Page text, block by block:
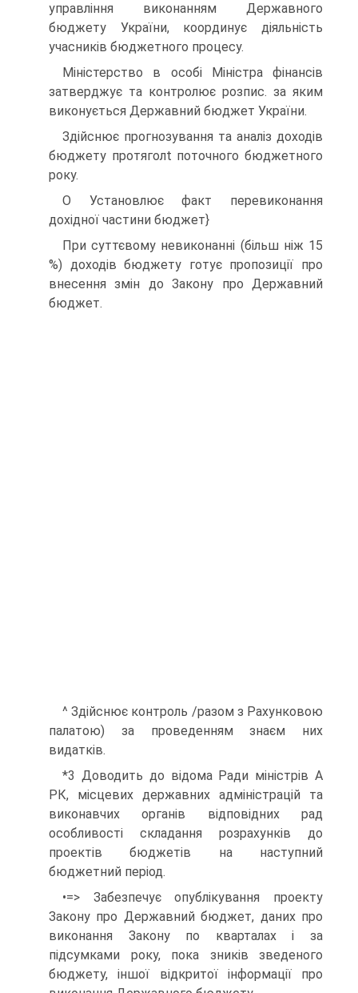
управління виконанням Державного
бюджету України, координує діяльність
учасників бюджетного процесу.
Міністерство в особі Міністра фінансів
затверджує та контролює розпис. за яким
виконується Державний бюджет України.
Здійснює прогнозування та аналіз доходів
бюджету протяголt поточного бюджетного
року.
О Установлює факт перевиконання
дохідної частини бюджет}
При суттєвому невиконанні (більш ніж 15
%) доходів бюджету готує пропозиції про
внесення змін до Закону про Державний
бюджет.
^ Здійснює контроль /разом з Рахунковою
палатою) за проведенням знаєм них
видатків.
*3 Доводить до відома Ради міністрів А
РК, місцевих державних адміністрацій та
виконавчих органів відповідних рад
особливості складання розрахунків до
проектів бюджетів на наступний
бюджетний період.
•=> Забезпечує опублікування проекту
Закону про Державний бюджет, даних про
виконання Закону по кварталах і за
підсумками року, пока зників зведеного
бюджету, іншої відкритої інформації про